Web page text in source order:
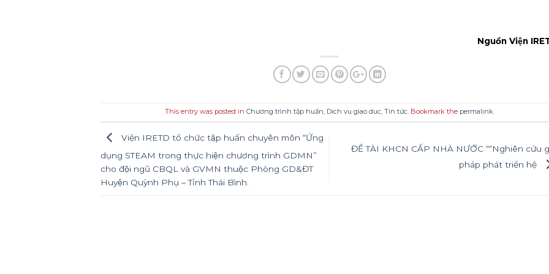
Nguồn Viện
This entry was posted in Chương trình tập huấn, Dich vu giao duc, Tin tức. Bookmark the permalink.
Viện IRETD tổ chức tập huấn chuyên môn “Ứng
dụng STEAM trong thực hiện chương trình GDMN”
cho đội ngũ CBQL và GVMN thuộc Phòng GD&ĐT
Huyện Quỳnh Phụ – Tỉnh Thái Bình.
ĐỀ TÀI KHCN CẤP NHÀ NƯỚC ““Nghiên cứu
pháp phát triển hệ